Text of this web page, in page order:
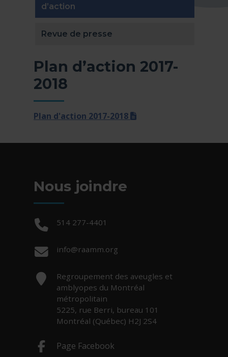
d’action
Revue de presse
Plan d’action 2017-
2018
Plan d'action 2017-2018 (docx)
Nous joindre
Téléphone :
514 277-4401
Courriel :
info@raamm.org
Adresse :
Regroupement des aveugles et
amblyopes du Montréal
métropolitain
5225, rue Berri, bureau 101
Montréal (Québec) H2J 2S4
Page Facebook